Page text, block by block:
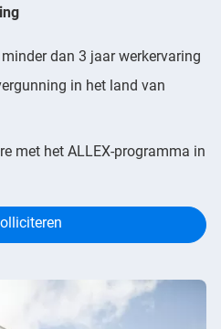
dan 3 jaar werkervaring
in het land van
met het ALLEX-programma in